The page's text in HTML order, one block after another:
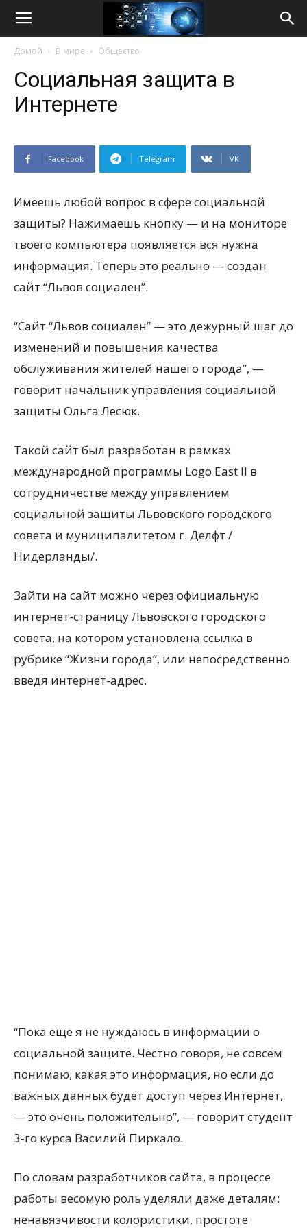
Life
Домой В мире Общество
Социальная защита в
Интернете
Facebook Telegram VK
Имеешь любой вопрос в сфере социальной
защиты? Нажимаешь кнопку — и на мониторе
твоего компьютера появляется вся нужна
информация. Теперь это реально — создан
сайт “Львов социален”.
“Сайт “Львов социален” — это дежурный шаг до
изменений и повышения качества
обслуживания жителей нашего города”, —
говорит начальник управления социальной
защиты Ольга Лесюк.
Такой сайт был разработан в рамках
международной программы Logo East II в
сотрудничестве между управлением
социальной защиты Львовского городского
совета и муниципалитетом г. Делфт /
Нидерланды/.
Зайти на сайт можно через официальную
интернет-страницу Львовского городского
совета, на котором установлена ссылка в
рубрике “Жизни города”, или непосредственно
введя интернет-адрес.
“Пока еще я не нуждаюсь в информации о
социальной защите. Честно говоря, не совсем
понимаю, какая это информация, но если до
важных данных будет доступ через Интернет,
— это очень положительно”, — говорит студент
3-го курса Василий Пиркало.
По словам разработчиков сайта, в процессе
работы весомую роль уделяли даже деталям:
ненавязчивости колористики, простоте